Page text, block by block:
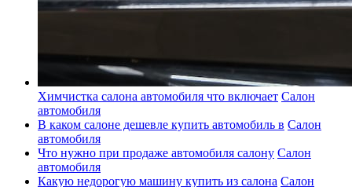
Химчистка салона автомобиля что включает Салон
автомобиля
В каком салоне дешевле купить автомобиль в Салон
автомобиля
Что нужно при продаже автомобиля салону Салон
автомобиля
Какую недорогую машину купить из салона Салон